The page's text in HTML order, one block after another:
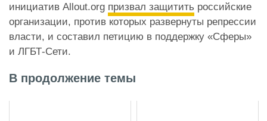
инициатив Allout.org призвал защитить российские
организации, против которых развернуты репрессии
власти, и составил петицию в поддержку «Сферы»
и ЛГБТ-Сети.
В продолжение темы